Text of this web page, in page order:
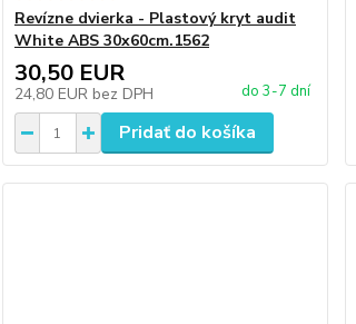
Revízne dvierka - Plastový kryt audit
White ABS 30x60cm.1562
30,50 EUR
24,80 EUR bez DPH do 3-7 dní
Pridať do košíka